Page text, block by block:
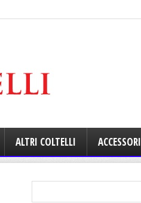
ALTRI COLTELLI ACCESSORI